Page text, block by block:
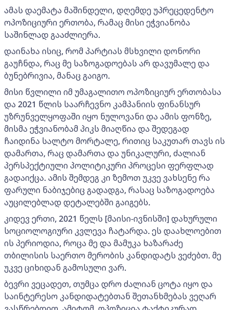
ამას დაემატა მაშინდელი, დღემდე უპრეცედენტო
ოპოზიციური ერთობა, რამაც მისი ეჭვიანობა
საშინლად გააძლიერა.
დაინახა ისიც, რომ პარტიას მსხვილი დონორი
გაუჩნდა, რაც მე საზოგადოებას არ დავუმალე და
ბუნებრივია, მანაც გაიგო.
მისი წვლილი იმ უმაგალითო ოპოზიციურ ერთობასა
და 2021 წლის საარჩევნო კამპანიის ფინანსურ
უზრუნველყოფაში იყო ნულოვანი და ამის ფონზე,
მისმა ეჭვიანობამ პიკს მიაღწია და შედეგად
ჩაიდინა სალტო მორტალე, რითიც საკუთარ თავს ის
დამართა, რაც დამართა და უნიკალური, ძალიან
პერსპექტიული პოლიტიკური პროცესი ფერფლად
გადაიქცა. ამის შემდეგ კი ზემოთ უკვე ვახსენე რა
ფარული ნაბიჯებიც გადადგა, რასაც საზოგადოება
აუცილებლად დეტალებში გაიგებს.
კიდევ ერთი, 2021 წელს [მაისი-ივნისში] დახურული
სოციოლოგიური კვლევა ჩატარდა. ეს დაახლოებით
ის პერიოდია, როცა მე და მამუკა ხაზარაძე
თბილისის საერთო მერობის კანდიდატს ვეძებთ. მე
უკვე ციხიდან გამოსული ვარ.
ბევრი ვეცადეთ, თუმცა დრო ძალიან ცოტა იყო და
საინტერესო კანდიდატებთან შეთანხმებას ვეღარ